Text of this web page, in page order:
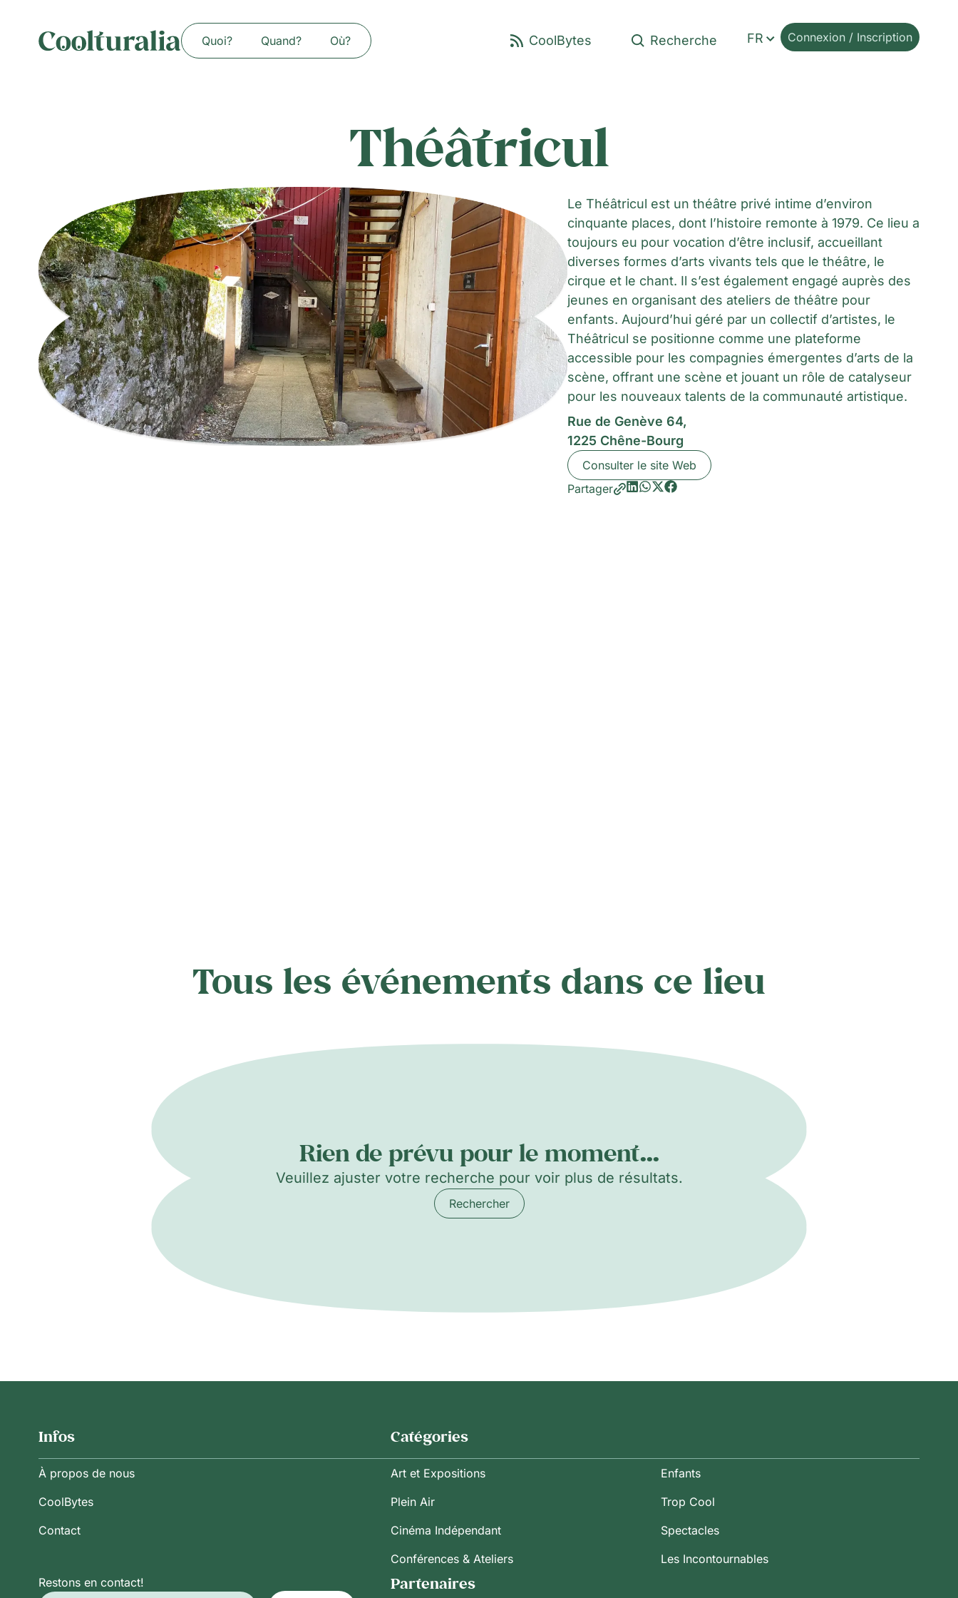
Quoi? Quand? Où? FR Connexion / Inscription
Théâtricul
Le Théâtricul est un théâtre privé intime d’environ
cinquante places, dont l’histoire remonte à 1979. Ce lieu a
toujours eu pour vocation d’être inclusif, accueillant
diverses formes d’arts vivants tels que le théâtre, le
cirque et le chant. Il s’est également engagé auprès des
jeunes en organisant des ateliers de théâtre pour
enfants. Aujourd’hui géré par un collectif d’artistes, le
Théâtricul se positionne comme une plateforme
accessible pour les compagnies émergentes d’arts de la
scène, offrant une scène et jouant un rôle de catalyseur
pour les nouveaux talents de la communauté artistique.
Rue de Genève 64,
1225 Chêne-Bourg
Consulter le site Web
Partager
Tous les événements dans ce lieu
Rien de prévu pour le moment...
Veuillez ajuster votre recherche pour voir plus de résultats.
Rechercher
Infos
À propos de nous
CoolBytes
Contact
Catégories
Art et Expositions
Plein Air
Cinéma Indépendant
Conférences & Ateliers
Enfants
Trop Cool
Spectacles
Les Incontournables
Restons en contact!
Partenaires